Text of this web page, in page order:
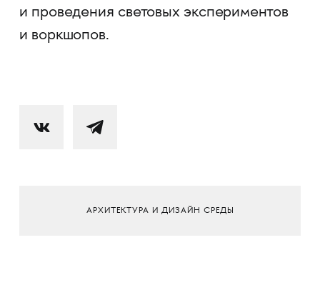
и проведения световых экспериментов
и воркшопов.
АРХИТЕКТУРА И ДИЗАЙН СРЕДЫ